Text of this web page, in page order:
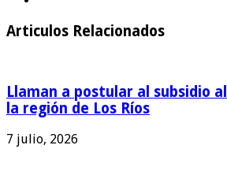
Articulos Relacionados
Llaman a postular al subsidio
la región de Los Ríos
7 julio, 2026